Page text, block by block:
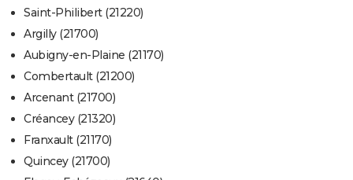
Saint-Philibert (21220)
Argilly (21700)
Aubigny-en-Plaine (21170)
Combertault (21200)
Arcenant (21700)
Créancey (21320)
Franxault (21170)
Quincey (21700)